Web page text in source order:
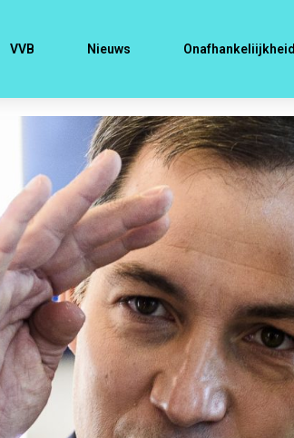
VVB Nieuws Onafhankeliijkheid